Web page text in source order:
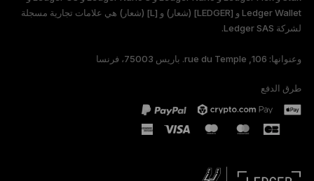
TÜRKÇE
DEUTSCH
PORTUGUÊS
РУССКИЙ
Ledger Wallet و [LEDGER] (شعار) و [L] (شعار) هي علامات تجارية مسجلة
لشركة Ledger SAS.
وعنوانها: 106, rue du Temple. باريس 75003، فرنسا
طرق الدفع